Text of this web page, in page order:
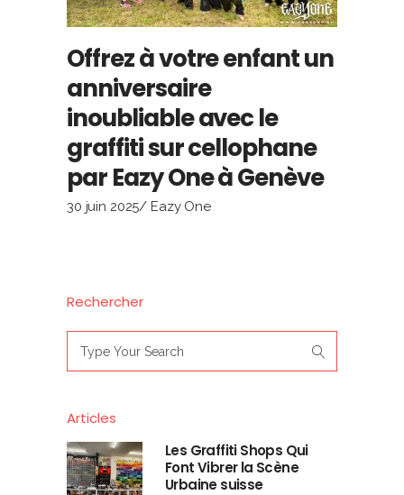
Offrez à votre enfant un
anniversaire
inoubliable avec le
graffiti sur cellophane
par Eazy One à Genève
30 juin 2025 Eazy One
Rechercher
for:
Articles
Les Graffiti Shops Qui
Font Vibrer la Scène
Urbaine suisse